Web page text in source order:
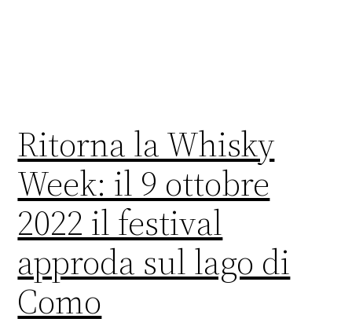
Ritorna la Whisky
Week: il 9 ottobre
2022 il festival
approda sul lago di
Como